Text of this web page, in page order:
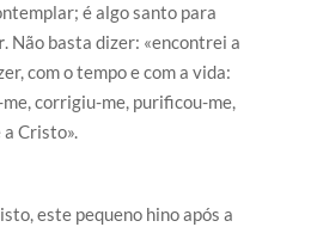
é algo santo para
. Não basta dizer: «encontrei a
com o tempo e com a vida:
corrigiu-me, purificou-me,
Cristo».
este pequeno hino após a